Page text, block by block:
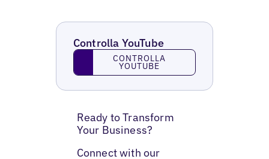
Controlla YouTube
Controlla YouTube
CONTROLLA
YOUTUBE
Ready to Transform
Your Business?
Connect with our